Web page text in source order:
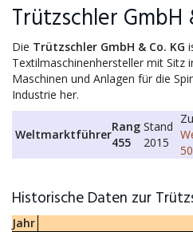
Trützschler GmbH
Die Trützschler GmbH & Co. KG
Textilmaschinenhersteller mit Sitz
Maschinen und Anlagen für die
Industrie her.
Weltmarktführer
Rang
455
Stand
2015
Historische Daten zur
Jahr